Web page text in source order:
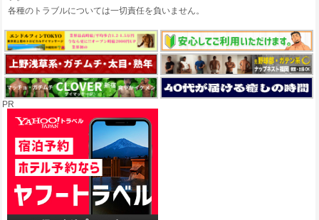
各種のトラブルについては一切責任を負いません。
PR